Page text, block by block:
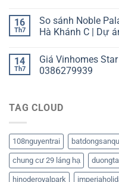
16
Th7
So sánh Noble
Hà Khánh C | Dự
14
Th7
Giá Vinhomes
0386279939
TAG CLOUD
108nguyentrai
chung cư 29 láng hạ
hinoderoyalpark